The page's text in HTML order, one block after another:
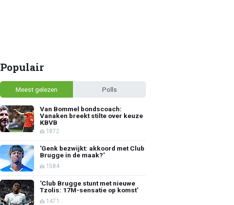
Populair
Meest gelezen Polls
Van Bommel bondscoach:
Vanaken breekt stilte over keuze
KBVB
1872
'Genk bezwijkt: akkoord met Club
Brugge in de maak?'
1584
'Club Brugge stunt met nieuwe
Tzolis: 17M-sensatie op komst'
1471